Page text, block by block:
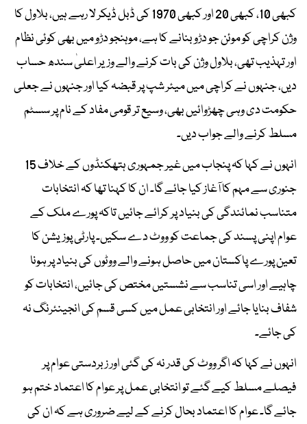
کبھی 10، کبھی 20 اور کبھی 1970 کی ڈبل ڈیکر لا رہے ہیں، بلاول کا
وژن کراچی کو موئن جو دڑو بنانے کا ہے، موہنجو دڑو میں بھی کوئی نظام
اور تہذیب تھی، بلاول وژن کی بات کرنے والے وزیر اعلیٰ سندھ حساب
دیں، جنہوں نے کراچی میں میئر شپ پر قبضہ کیا اور جنہوں نے جعلی
حکومت دی وہی چھڑوائیں بھی، وسیع تر قومی مفاد کے نام پر سسٹم
مسلط کرنے والے جواب دیں۔
انہوں نے کہا کہ پنجاب میں غیر جمہوری ہتھکنڈوں کے خلاف 15
جنوری سے مہم کا آغاز کیا جائے گا۔ ان کا کہنا تھا کہ انتخابات
متناسب نمائندگی کی بنیاد پر کرائے جائیں تاکہ پورے ملک کے
عوام اپنی پسند کی جماعت کو ووٹ دے سکیں۔ پارٹی پوزیشن کا
تعین پورے پاکستان میں حاصل ہونے والے ووٹوں کی بنیاد پر ہونا
چاہیے اور اسی تناسب سے نشستیں مختص کی جائیں، انتخابات کو
شفاف بنایا جائے اور انتخابی عمل میں کسی قسم کی انجینئرنگ نہ
کی جائے۔
انہوں نے کہا کہ اگر ووٹ کی قدر نہ کی گئی اور زبردستی عوام پر
فیصلے مسلط کیے گئے تو انتخابی عمل پر عوام کا اعتماد ختم ہو
جائے گا۔ عوام کا اعتماد بحال کرنے کے لیے ضروری ہے کہ ان کی